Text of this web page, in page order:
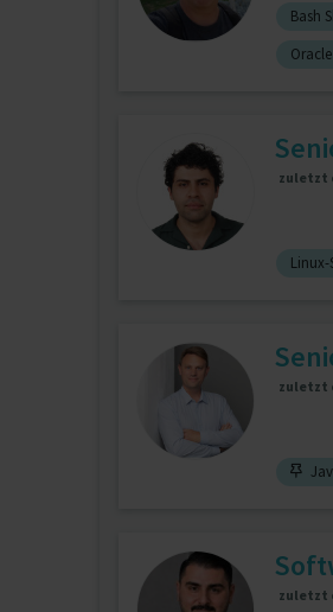
Bash
zuletzt
zuletzt
zuletzt